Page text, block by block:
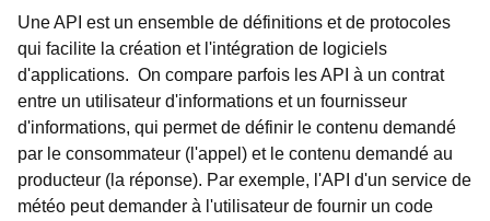
Une API est un ensemble de définitions et de protocoles
qui facilite la création et l'intégration de logiciels
d'applications. On compare parfois les API à un contrat
entre un utilisateur d'informations et un fournisseur
d'informations, qui permet de définir le contenu demandé
par le consommateur (l'appel) et le contenu demandé au
producteur (la réponse). Par exemple, l'API d'un service de
météo peut demander à l'utilisateur de fournir un code